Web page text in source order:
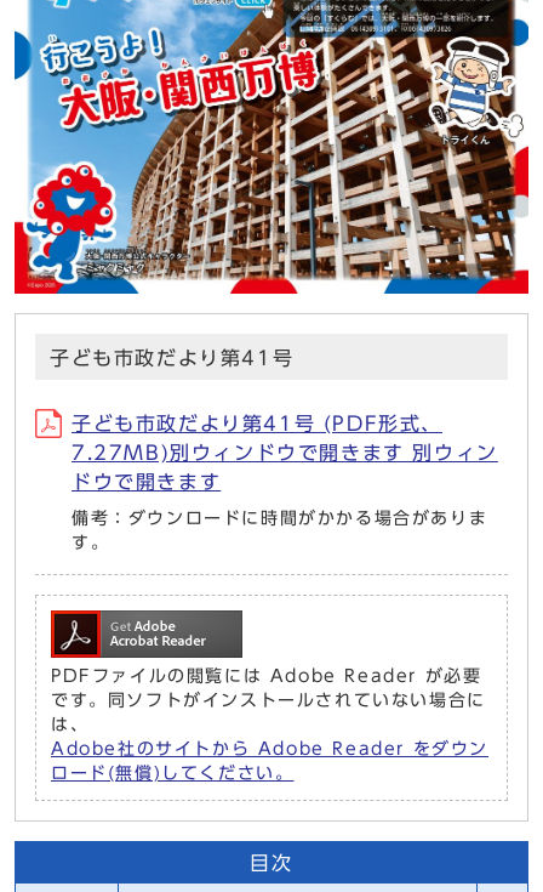
子ども市政だより第41号
子ども市政だより第41号 (PDF形式、
7.27MB)別ウィンドウで開きます 別ウィン
ドウで開きます
備考：ダウンロードに時間がかかる場合がありま
す。
PDFファイルの閲覧には Adobe Reader が必要
です。同ソフトがインストールされていない場合に
は、
Adobe社のサイトから Adobe Reader をダウン
ロード(無償)してください。
目次